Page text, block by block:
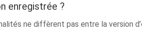
enregistrée ?
ne diffèrent pas entre la version